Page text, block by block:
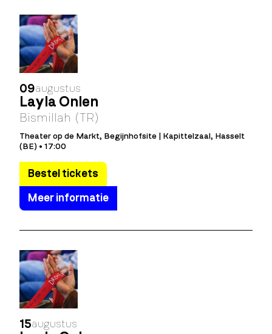
09augustus
Layla Önlen
Bismillah (TR)
Theater op de Markt, Begijnhofsite | Kapittelzaal, Hasselt
(BE) • 17:00
Bestel tickets
Meer informatie
15augustus